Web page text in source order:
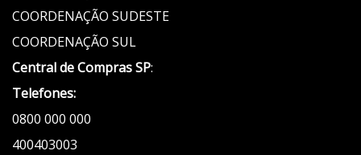
COORDENAÇÃO SUDESTE
COORDENAÇÃO SUL
Central de Compras SP:
Telefones:
0800 000 000
400403003